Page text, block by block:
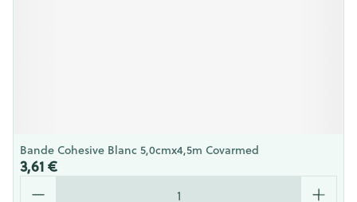
Bande Cohesive Blanc 5,0cmx4,5m Covarmed
3,61 €
Quantité